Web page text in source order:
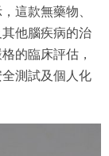
這款無藥物、
他腦疾病的治
的臨床評估，
測試及個人化